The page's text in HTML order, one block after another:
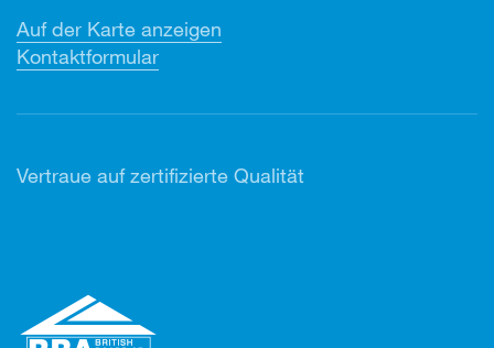
Auf der Karte anzeigen
Kontaktformular
Vertraue auf zertifizierte Qualität